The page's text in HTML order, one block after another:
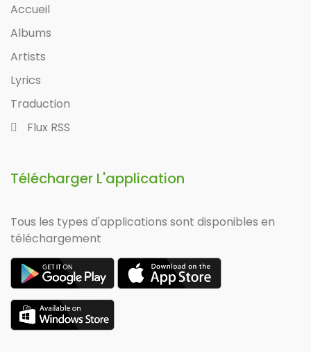
Accueil
Albums
Artists
Lyrics
Traduction
Flux RSS
Télécharger L'application
Tous les types d'applications sont disponibles en
téléchargement